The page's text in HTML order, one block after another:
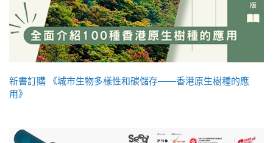
新書訂購 《城市生物多樣性和碳儲存——香港原生樹種的應
用》